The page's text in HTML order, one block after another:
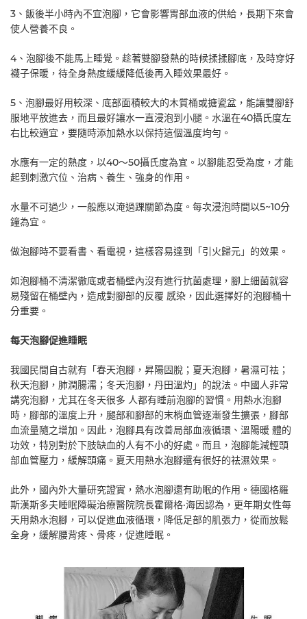
3、飯後半小時內不宜泡腳，它會影響胃部血液的供給，長期下來會
使人營養不良。
4、泡腳後不能馬上睡覺。趁著雙腳發熱的時候揉揉腳底，及時穿好
襪子保暖，待全身熱度緩緩降低後再入睡效果最好。
5、泡腳最好用較深、底部面積較大的木質桶或搪瓷盆，能讓雙腳舒
服地平放進去，而且最好讓水一直浸泡到小腿。水溫在40攝氏度左
右比較適宜，要隨時添加熱水以保持這個溫度均勻。
水應有一定的熱度，以40～50攝氏度為宜。以腳能忍受為度，才能
起到刺激穴位、治病、養生、強身的作用。
水量不可過少，一般應以淹過踝關節為度。每次浸泡時間以5~10分
鐘為宜。
做泡腳時不要看書、看電視，這樣容易達到「引火歸元」的效果。
如泡腳桶不清潔徹底或者桶壁內沒有進行抗菌處理，腳上細菌就容
易殘留在桶壁內，造成對腳部的反覆 感染，因此選擇好的泡腳桶十
分重要。
每天泡腳促進睡眠
我國民間自古就有「春天泡腳，昇陽固脫；夏天泡腳，暑濕可祛；
秋天泡腳，肺潤腸濡；冬天泡腳，丹田溫灼」的說法。中國人非常
講究泡腳，尤其在冬天很多 人都有睡前泡腳的習慣。用熱水泡腳
時，腳部的溫度上升，腿部和腳部的末梢血管逐漸發生擴張，腳部
血流量隨之增加。因此，泡腳具有改善局部血液循環、溫陽暖 體的
功效，特別對於下肢缺血的人有不小的好處。而且，泡腳能減輕頭
部血管壓力，緩解頭痛。夏天用熱水泡腳還有很好的祛濕效果。
此外，國內外大量研究證實，熱水泡腳還有助眠的作用。德國格羅
斯漢斯多夫睡眠障礙治療醫院院長霍爾格·海因認為，更年期女性每
天用熱水泡腳，可以促進血液循環，降低足部的肌張力，從而放鬆
全身，緩解腰背疼、骨疼，促進睡眠。